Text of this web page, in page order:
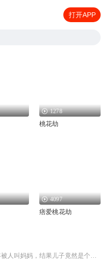
打开APP
1278
桃花劫
4097
痞爱桃花劫